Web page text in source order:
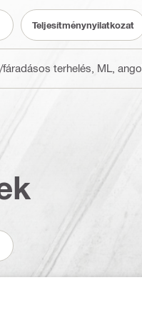
Teljesítménynyilatkozat
terhelés, ML ,